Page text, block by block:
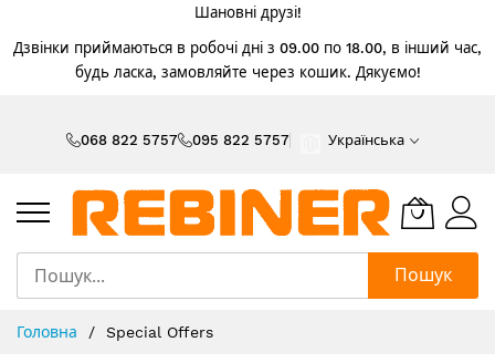
Шановні друзі!
Дзвінки приймаються в робочі дні з 09.00 по 18.00, в інший час,
будь ласка, замовляйте через кошик. Дякуємо!
068 822 5757 095 822 5757 Українська
Пошук
Головна Special Offers